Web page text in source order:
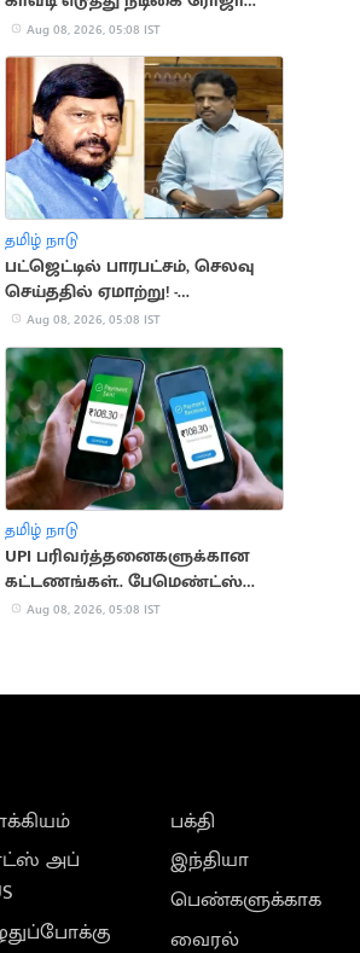
வழிபாடு
Aug 08, 2026, 05:08 IST
தமிழ் நாடு
பட்ஜெட்டில் பாரபட்சம், செலவு
செய்ததில் ஏமாற்று! -
சு.வெங்கடேசன் தாக்கு
Aug 08, 2026, 05:08 IST
தமிழ் நாடு
UPI பரிவர்த்தனைகளுக்கான
கட்டணங்கள்.. பேமெண்ட்ஸ்
கவுன்சில் விளக்கம்
Aug 08, 2026, 05:08 IST
அப்
பக்தி
இந்தியா
பெண்களுக்காக
வைரல்